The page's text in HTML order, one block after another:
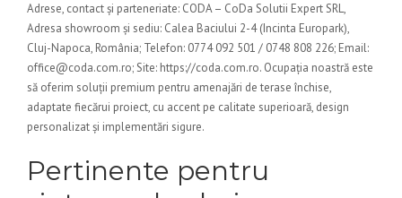
Adrese, contact și parteneriate: CODA – CoDa Solutii Expert SRL,
Adresa showroom și sediu: Calea Baciului 2-4 (Incinta Europark),
Cluj-Napoca, România; Telefon: 0774 092 501 / 0748 808 226; Email:
office@coda.com.ro; Site: https://coda.com.ro. Ocupația noastră este
să oferim soluții premium pentru amenajări de terase închise,
adaptate fiecărui proiect, cu accent pe calitate superioară, design
personalizat și implementări sigure.
Pertinente pentru